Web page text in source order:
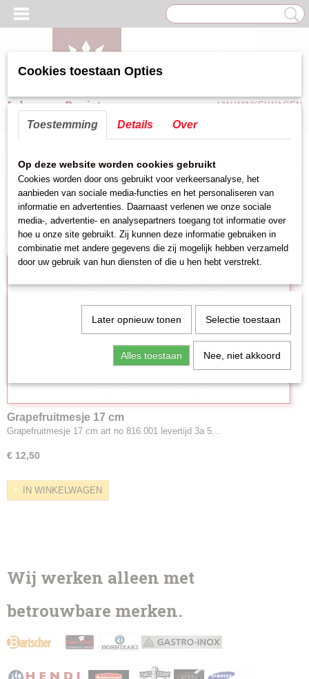
Inloggen Registreren UW WINKELWAGEN
Home>Keuken hulpmiddelen>Messen>Grape/Citroen mes
Sorteer op:
Grapefruitmesje 17 cm
Grapefruitmesje 17 cm art no 816.001 levertijd 3a 5…
€ 12,50
IN WINKELWAGEN
Wij werken alleen met
betrouwbare merken.
Cookies toestaan Opties
Toestemming Details Over
Op deze website worden cookies gebruikt
Cookies worden door ons gebruikt voor verkeersanalyse, het
aanbieden van sociale media-functies en het personaliseren van
informatie en advertenties. Daarnaast verlenen we onze sociale
media-, advertentie- en analysepartners toegang tot informatie over
hoe u onze site gebruikt. Zij kunnen deze informatie gebruiken in
combinatie met andere gegevens die zij mogelijk hebben verzameld
door uw gebruik van hun diensten of die u hen hebt verstrekt.
Later opnieuw tonen Selectie toestaan
Alles toestaan Nee, niet akkoord